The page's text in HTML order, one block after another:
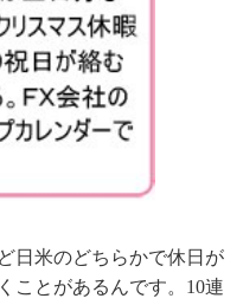
日米のどちらかで休日が
ことがあるんです。10連